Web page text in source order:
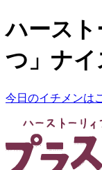
ハース
つ」ナ
今日のイチメンは